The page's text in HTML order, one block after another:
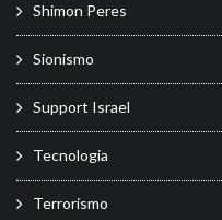
Shimon Peres
Sionismo
Support Israel
Tecnologia
Terrorismo